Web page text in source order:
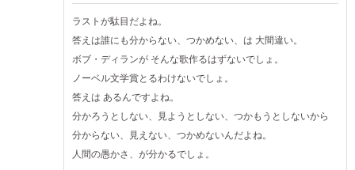
ラストが駄目だよね。
答えは誰にも分からない、つかめない、は 大間違い。
ボブ・ディランが そんな歌作るはずないでしょ。
ノーベル文学賞とるわけないでしょ。
答えは あるんですよね。
分かろうとしない、見ようとしない、つかもうとしないから
分からない、見えない、つかめないんだよね。
人間の愚かさ、が分かるでしょ。